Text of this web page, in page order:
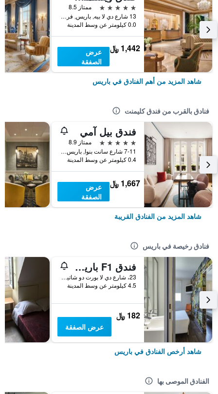
5 نجوم
ممتاز 8.5
13 شارع دي لا بيه, باريس, فرنسا
0.0 كيلومتر عن وسط المدينة
1,442 ﷼
عرض
الصفقة
شاهد المزيد من أهم الفنادق في باريس
فنادق بالقرب من فندق كليمنت
فندق بيل آمي
5 نجوم
ممتاز 8.9
7-11 شارع سانت بنوا, باريس, فرنسا
0.4 كيلومتر عن وسط المدينة
1,667 ﷼
عرض
الصفقة
شاهد المزيد من الفنادق القريبة
فنادق رخيصة في باريس
فندق F1 باريس بورت دو شاتيلون
23، شارع دي لا بورت دو شاتيلون, باريس, فرنسا
4.5 كيلومتر عن وسط المدينة
182 ﷼
عرض الصفقة
شاهد أرخص الفنادق في باريس
الفنادق الموصى بها